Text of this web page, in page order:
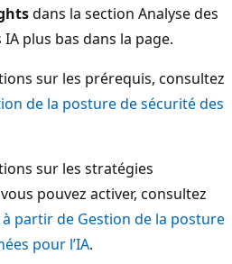
dans la section Analyse des
plus bas dans la page.
sur les prérequis, consultez
de la posture de sécurité des
sur les stratégies
pouvez activer, consultez
partir de Gestion de la posture
pour l’IA.